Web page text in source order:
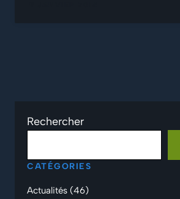
Rechercher
CATÉGORIES
Actualités (46)